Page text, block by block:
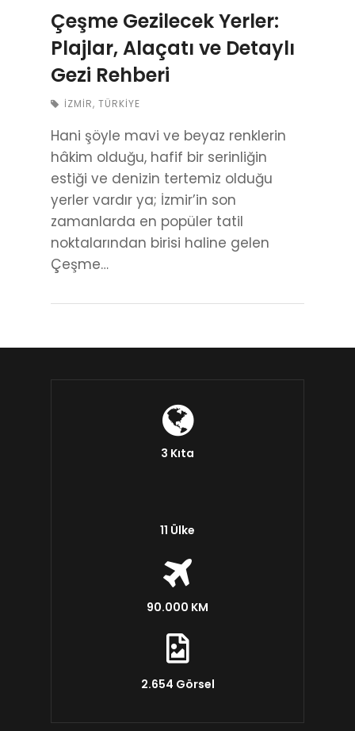
Çeşme Gezilecek Yerler:
Plajlar, Alaçatı ve Detaylı
Gezi Rehberi
İZMIR, TÜRKIYE
Hani şöyle mavi ve beyaz renklerin
hâkim olduğu, hafif bir serinliğin
estiği ve denizin tertemiz olduğu
yerler vardır ya; İzmir’in son
zamanlarda en popüler tatil
noktalarından birisi haline gelen
Çeşme…
3 Kıta
11 Ülke
90.000 KM
2.654 Görsel